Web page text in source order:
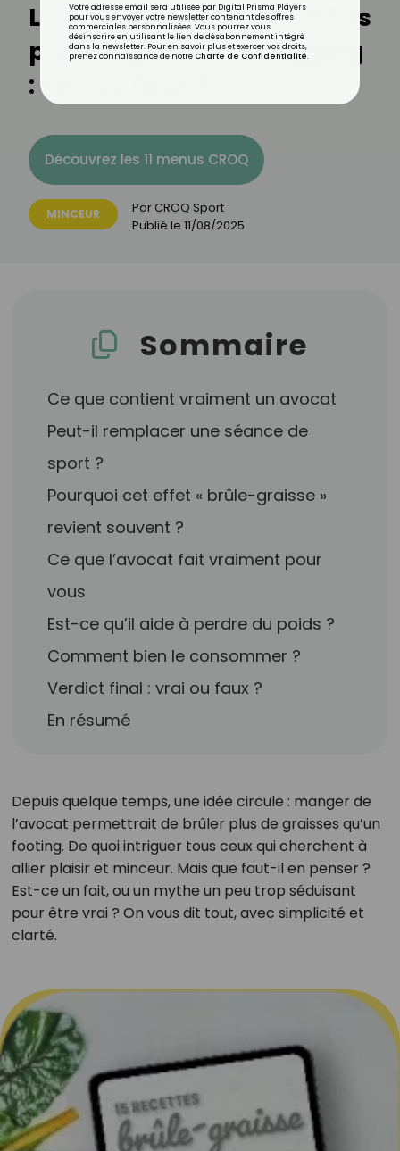
L’avocat brûlerait deux fois
plus de gras qu’un jogging
: vrai ou faux ?
Découvrez les 11 menus CROQ
MINCEUR Par CROQ Sport
Publié le 11/08/2025
Sommaire
Ce que contient vraiment un avocat
Peut-il remplacer une séance de
sport ?
Pourquoi cet effet « brûle-graisse »
revient souvent ?
Ce que l’avocat fait vraiment pour
vous
Est-ce qu’il aide à perdre du poids ?
Comment bien le consommer ?
Verdict final : vrai ou faux ?
En résumé
Depuis quelque temps, une idée circule : manger de
l’avocat permettrait de brûler plus de graisses qu’un
footing. De quoi intriguer tous ceux qui cherchent à
allier plaisir et minceur. Mais que faut-il en penser ?
Est-ce un fait, ou un mythe un peu trop séduisant
pour être vrai ? On vous dit tout, avec simplicité et
clarté.
Votre adresse email sera utilisée par Digital Prisma Players
pour vous envoyer votre newsletter contenant des offres
commerciales personnalisées. Vous pourrez vous
désinscrire en utilisant le lien de désabonnement intégré
dans la newsletter. Pour en savoir plus et exercer vos droits,
prenez connaissance de notre Charte de Confidentialité.